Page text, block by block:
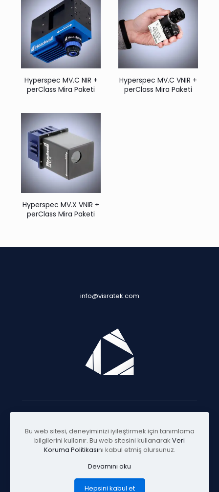
Hyperspec MV.C NIR +
perClass Mira Paketi
Hyperspec MV.C VNIR +
perClass Mira Paketi
Hyperspec MV.X VNIR +
perClass Mira Paketi
info@visratek.com
© 2025 Visratek
Bu web sitesi, deneyiminizi iyileştirmek için tanımlama
bilgilerini kullanır. Bu web sitesini kullanarak Veri
Koruma Politikasını kabul etmiş olursunuz.
Devamını oku
Hepsini kabul et